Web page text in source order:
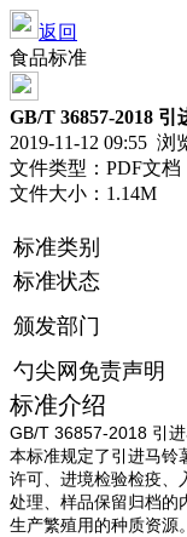
返回
食品标准
GB/T 36857-2018
2019-11-12 09:55 浏
文件类型：PDF文档
文件大小：1.14M
标准类别
标准状态
颁发部门
勺尖网免责声明
标准介绍
GB/T 36857-2018 引
本标准规定了引进马铃
许可、进境检验检疫、
处理、样品保留归档的
生产繁殖用的种质资源。